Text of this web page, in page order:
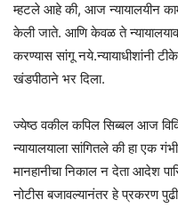
म्हटले आहे की, आज न्यायालयीन
केली जाते. आणि केवळ ते
करण्यास सांगू नये.न्यायाधीशांनी
खंडपीठाने भर दिला.
ज्येष्ठ वकील कपिल सिब्बल आज
न्यायालयाला सांगितले की हा एक
मानहानीचा निकाल न देता आदेश
नोटीस बजावल्यानंतर हे प्रकरण